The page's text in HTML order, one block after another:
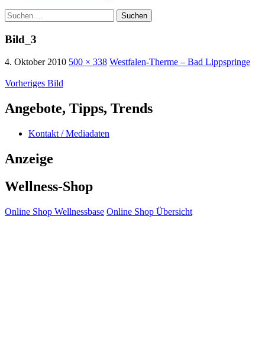
Suchen
nach:
Bild_3
4. Oktober 2010 500 × 338 Westfalen-Therme – Bad Lippspringe
Vorheriges Bild
Angebote, Tipps, Trends
Kontakt / Mediadaten
Anzeige
Wellness-Shop
Online Shop Wellnessbase Online Shop Übersicht